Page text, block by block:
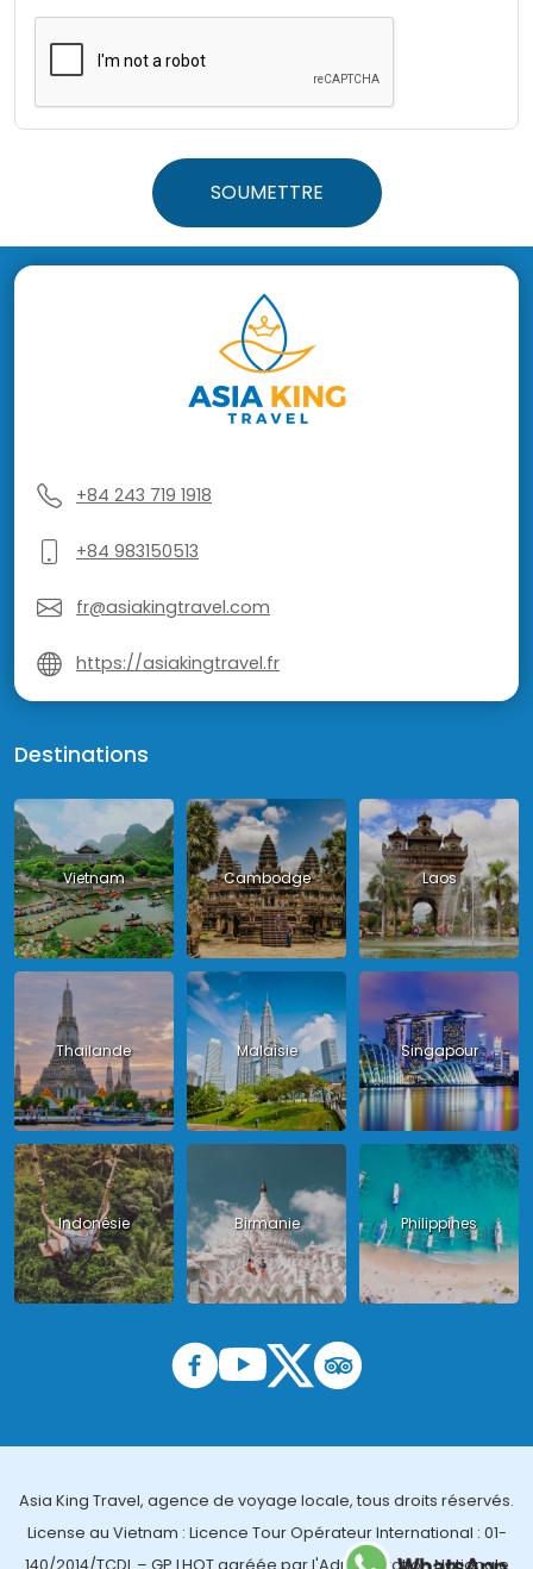
SOUMETTRE
+84 243 719 1918
+84 983150513
fr@asiakingtravel.com
https://asiakingtravel.fr
Destinations
Vietnam Cambodge Laos
Thailande Malaisie Singapour
Indonésie Birmanie Philippines
Asia King Travel, agence de voyage locale, tous droits réservés.
License au Vietnam : Licence Tour Opérateur International : 01-
140/2014/TCDL – GP LHQT agréée par l'Administration Nationale